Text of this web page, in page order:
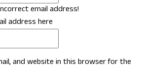
email address!
address here
and website in this browser for the